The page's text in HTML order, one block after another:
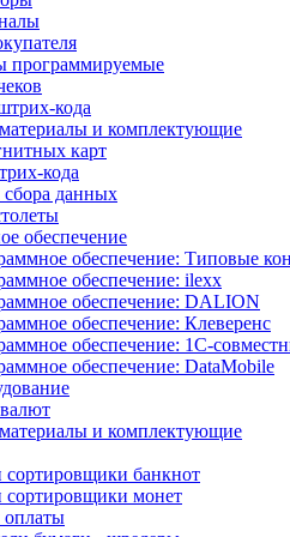
программируемые
кода
и комплектующие
карт
кода
данных
обеспечение
обеспечение: Типовые
обеспечение: ilexx
обеспечение: DALION
обеспечение: Клеверенс
обеспечение: 1С-
обеспечение: DataMobile
и комплектующие
сортировщики банкнот
сортировщики монет